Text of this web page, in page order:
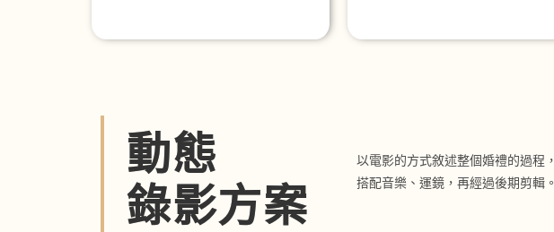
動態
錄影方案
以電影的方式敘述整個婚禮的過程，
搭配音樂、運鏡，再經過後期剪輯。